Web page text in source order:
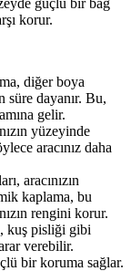
korur.
diğer boya
süre dayanır. Bu,
gelir.
yüzeyinde
aracınız daha
aracınızın
kaplama, bu
rengini korur.
kuş pisliği gibi
verebilir.
bir koruma sağlar.